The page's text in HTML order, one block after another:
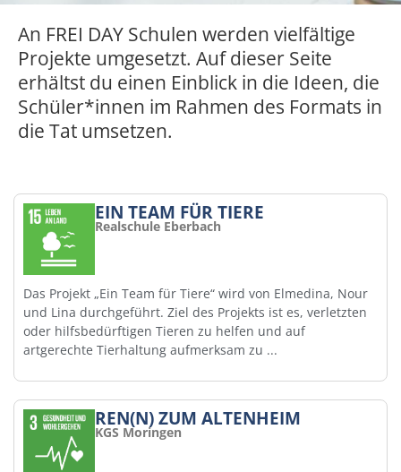
An FREI DAY Schulen werden vielfältige
Projekte umgesetzt. Auf dieser Seite
erhältst du einen Einblick in die Ideen, die
Schüler*innen im Rahmen des Formats in
die Tat umsetzen.
EIN TEAM FÜR TIERE
Realschule Eberbach
Das Projekt „Ein Team für Tiere“ wird von Elmedina, Nour
und Lina durchgeführt. Ziel des Projekts ist es, verletzten
oder hilfsbedürftigen Tieren zu helfen und auf
artgerechte Tierhaltung aufmerksam zu ...
REN(N) ZUM ALTENHEIM
KGS Moringen